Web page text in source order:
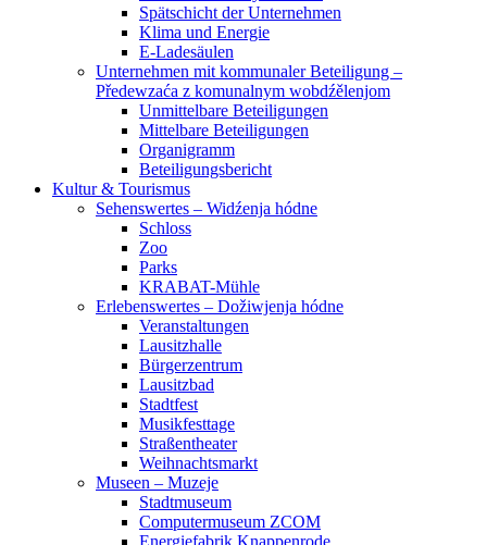
Spätschicht der Unternehmen
Klima und Energie
E-Ladesäulen
Unternehmen mit kommunaler Beteiligung –
Předewzaća z komunalnym wobdźělenjom
Unmittelbare Beteiligungen
Mittelbare Beteiligungen
Organigramm
Beteiligungsbericht
Kultur & Tourismus
Sehenswertes – Widźenja hódne
Schloss
Zoo
Parks
KRABAT-Mühle
Erlebenswertes – Dožiwjenja hódne
Veranstaltungen
Lausitzhalle
Bürgerzentrum
Lausitzbad
Stadtfest
Musikfesttage
Straßentheater
Weihnachtsmarkt
Museen – Muzeje
Stadtmuseum
Computermuseum ZCOM